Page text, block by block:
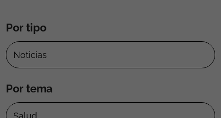
Por tipo
Por tema